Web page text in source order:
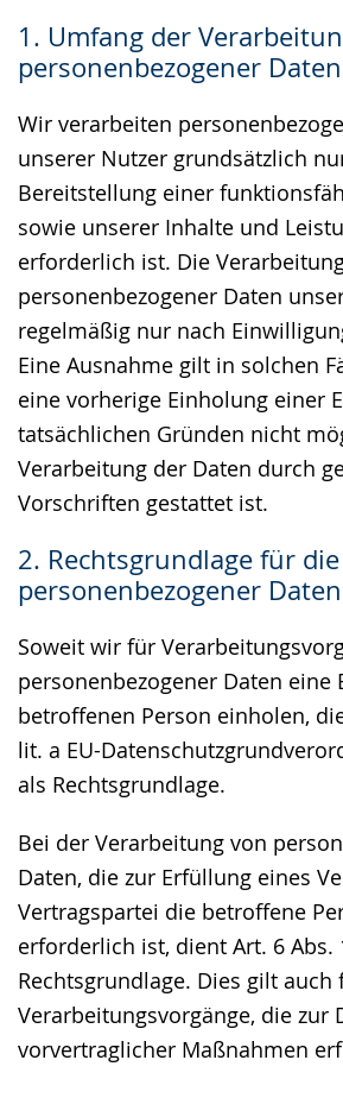
1. Umfang der
personenbezogener Daten
Wir verarbeiten
unserer Nutzer grundsätzlich
Bereitstellung einer
sowie unserer Inhalte und
erforderlich ist. Die
personenbezogener Daten
regelmäßig nur nach
Eine Ausnahme gilt in solchen
eine vorherige Einholung einer
tatsächlichen Gründen nicht
Verarbeitung der Daten durch
Vorschriften gestattet ist.
2. Rechtsgrundlage für
personenbezogener Daten
Soweit wir für
personenbezogener Daten eine
betroffenen Person einholen,
lit. a EU-
als Rechtsgrundlage.
Bei der Verarbeitung von
Daten, die zur Erfüllung eines
Vertragspartei die betroffene
erforderlich ist, dient Art. 6 Abs.
Rechtsgrundlage. Dies gilt auch
Verarbeitungsvorgänge, die zur
vorvertraglicher Maßnahmen
Gebärdensprache
wird
angezeigt.